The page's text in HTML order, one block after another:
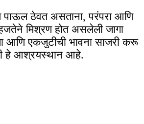
पाऊल ठेवत असताना, परंपरा आणि
मिश्रण होत असलेली जागा
आणि एकजुटीची भावना साजरी करू
हे आश्रयस्थान आहे.